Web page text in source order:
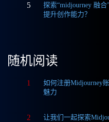
5
探索“midjourney 融
提升创作能力？
随机阅读
1
如何注册Midjourney
魅力
2 让我们一起探索